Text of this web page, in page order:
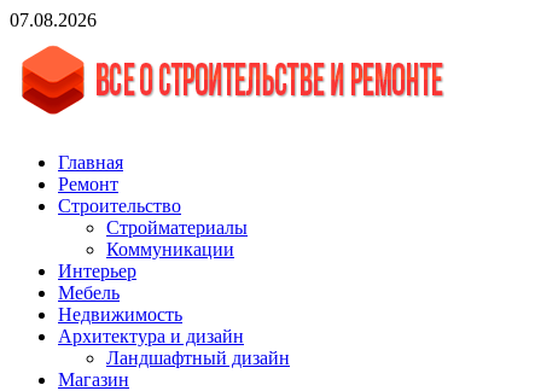
Skip
content
07.08.2026
vgasa.ru
Строительный журнал. Всё о строительстве и ремонтах
Главная
Ремонт
Строительство
Стройматериалы
Коммуникации
Интерьер
Мебель
Недвижимость
Архитектура и дизайн
Ландшафтный дизайн
Магазин